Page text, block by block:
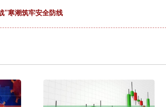
”寒潮筑牢安全防线